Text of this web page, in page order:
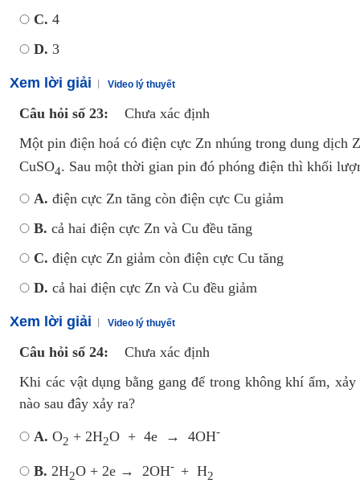
C. 4
D. 3
Xem lời giải Video lý thuyết
Câu hỏi số 23:
Chưa xác định
Một pin điện hoá có điện cực Zn nhúng trong dung dịch
CuSO4. Sau một thời gian pin đó phóng điện thì khối
A. điện cực Zn tăng còn điện cực Cu giảm
B. cả hai điện cực Zn và Cu đều tăng
C. điện cực Zn giảm còn điện cực Cu tăng
D. cả hai điện cực Zn và Cu đều giảm
Xem lời giải Video lý thuyết
Câu hỏi số 24:
Chưa xác định
Khi các vật dụng bằng gang để trong không khí ẩm,
nào sau đây xảy ra?
A. O2 + 2H2O + 4e → 4OH-
B. 2H2O + 2e → 2OH- + H2